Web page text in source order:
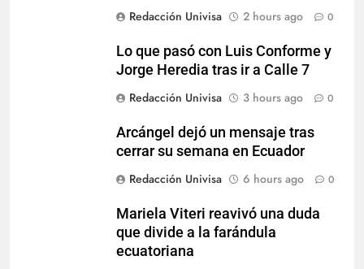
Redacción Univisa
2 hours ago 0
Lo que pasó con Luis Conforme y
Jorge Heredia tras ir a Calle 7
Redacción Univisa
3 hours ago 0
Arcángel dejó un mensaje tras
cerrar su semana en Ecuador
Redacción Univisa
6 hours ago 0
Mariela Viteri reavivó una duda
que divide a la farándula
ecuatoriana